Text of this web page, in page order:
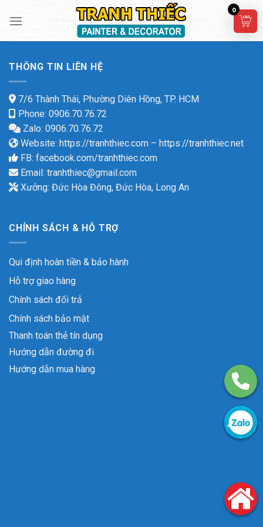
THÔNG TIN LIÊN HỆ
7/6 Thành Thái, Phường Diên Hồng, TP. HCM
Phone: 0906.70.76.72
Zalo: 0906.70.76.72
Website: https://tranhthiec.com – https://tranhthiec.net
FB: facebook.com/tranhthiec.com
Email: tranhthiec@gmail.com
Xưởng: Đức Hòa Đông, Đức Hòa, Long An
CHÍNH SÁCH & HỖ TRỢ
Qui định hoàn tiền & bảo hành
Hỗ trợ giao hàng
Chính sách đổi trả
Chính sách bảo mật
Thanh toán thẻ tín dụng
Hướng dẫn đường đi
Hướng dẫn mua hàng
0